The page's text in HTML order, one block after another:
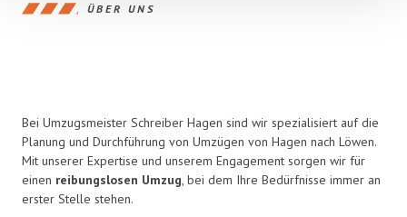
ÜBER UNS
Bei Umzugsmeister Schreiber Hagen sind wir spezialisiert auf die
Planung und Durchführung von Umzügen von Hagen nach Löwen.
Mit unserer Expertise und unserem Engagement sorgen wir für
einen reibungslosen Umzug, bei dem Ihre Bedürfnisse immer an
erster Stelle stehen.